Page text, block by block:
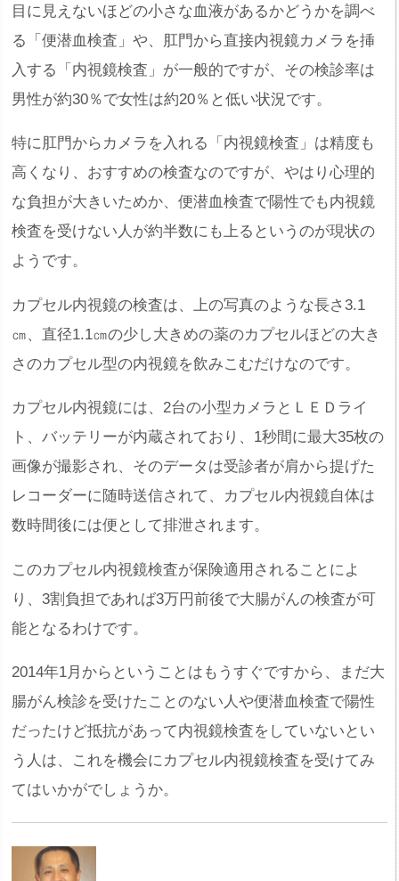
目に見えないほどの小さな血液があるかどうかを調べ
る「便潜血検査」や、肛門から直接内視鏡カメラを挿
入する「内視鏡検査」が一般的ですが、その検診率は
男性が約30％で女性は約20％と低い状況です。
特に肛門からカメラを入れる「内視鏡検査」は精度も
高くなり、おすすめの検査なのですが、やはり心理的
な負担が大きいためか、便潜血検査で陽性でも内視鏡
検査を受けない人が約半数にも上るというのが現状の
ようです。
カプセル内視鏡の検査は、上の写真のような長さ3.1
㎝、直径1.1㎝の少し大きめの薬のカプセルほどの大き
さのカプセル型の内視鏡を飲みこむだけなのです。
カプセル内視鏡には、2台の小型カメラとＬＥＤライ
ト、バッテリーが内蔵されており、1秒間に最大35枚の
画像が撮影され、そのデータは受診者が肩から提げた
レコーダーに随時送信されて、カプセル内視鏡自体は
数時間後には便として排泄されます。
このカプセル内視鏡検査が保険適用されることによ
り、3割負担であれば3万円前後で大腸がんの検査が可
能となるわけです。
2014年1月からということはもうすぐですから、まだ大
腸がん検診を受けたことのない人や便潜血検査で陽性
だったけど抵抗があって内視鏡検査をしていないとい
う人は、これを機会にカプセル内視鏡検査を受けてみ
てはいかがでしょうか。